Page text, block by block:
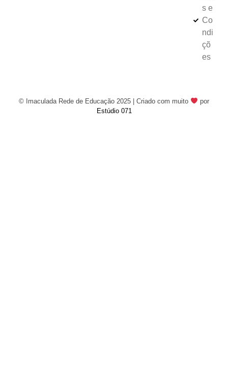
s e
Co
ndi
çõ
es
© Imaculada Rede de Educação 2025 | Criado com muito
por
Estúdio 071